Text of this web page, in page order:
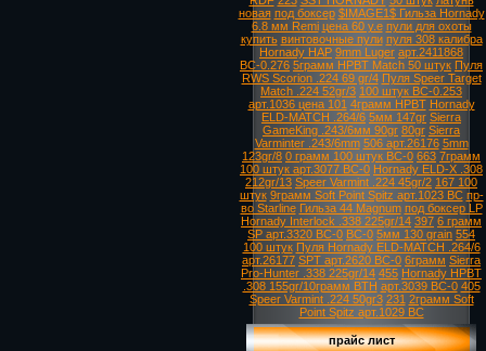
новая под боксер $IMAGE1$ Гильза Hornady
6.8 мм Remi цена 60 у.е пули для охоты
купить винтовочные пули пуля 308 калибра
Hornady HAP 9mm Luger арт.2411868
ВС-0.276 5грамм HPBT Match 50 штук Пуля
RWS Scorion .224 69 gr/4 Пуля Speer Target
Match .224 52gr/3 100 штук ВС-0.253
арт.1036 цена 101 4грамм HPBT Hornady
ELD-MATCH .264/6 5мм 147gr Sierra
GameKing .243/6мм 90gr 80gr Sierra
Varminter .243/6mm 506 арт.26176 5mm
123gr/8 0 грамм 100 штук ВС-0 663 7грамм
100 штук арт.3077 ВС-0 Hornady ELD-X .308
212gr/13 Speer Varmint .224 45gr/2 167 100
штук 9грамм Soft Point Spitz арт.1023 ВС пр-
во Starline Гильза 44 Magnum под боксер LP
Hornady Interlock .338 225gr/14 397 6 грамм
SP арт.3320 ВС-0 ВС-0 5мм 130 grain 554
100 штук Пуля Hornady ELD-MATCH .264/6
арт.26177 SPT арт.2620 ВС-0 6грамм Sierra
Pro-Hunter .338 225gr/14 455 Hornady HPBT
.308 155gr/10грамм BTH арт.3039 ВС-0 405
Speer Varmint .224 50gr3 231 2грамм Soft
Point Spitz арт.1029 ВС
прайс лист